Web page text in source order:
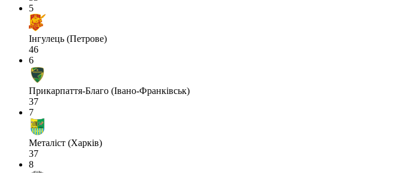
5
Інгулець (Петрове)
46
6
Прикарпаття-Благо (Івано-Франківськ)
37
7
Металіст (Харків)
37
8